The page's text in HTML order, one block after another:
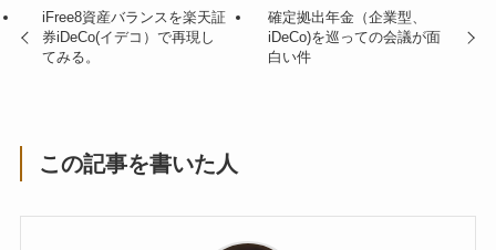
iFree8資産バランスを楽天証
券iDeCo(イデコ）で再現し
てみる。
確定拠出年金（企業型、
iDeCo)を巡っての会議が面
白い件
この記事を書いた人